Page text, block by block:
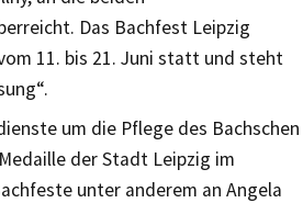
Das Bachfest Leipzig
11. bis 21. Juni statt und steht
um die Pflege des Bachschen
der Stadt Leipzig im
unter anderem an Angela